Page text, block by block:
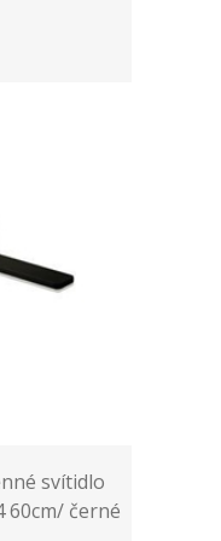
svítidlo
60cm/ černé